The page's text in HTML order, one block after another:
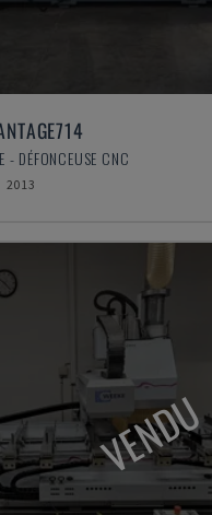
- DÉFONCEUSE CNC
2013
VENDU